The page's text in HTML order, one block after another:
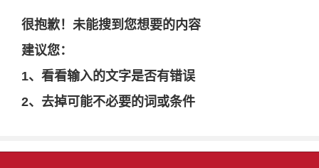
很抱歉！未能搜到您想要的内容
建议您：
1、看看输入的文字是否有错误
2、去掉可能不必要的词或条件